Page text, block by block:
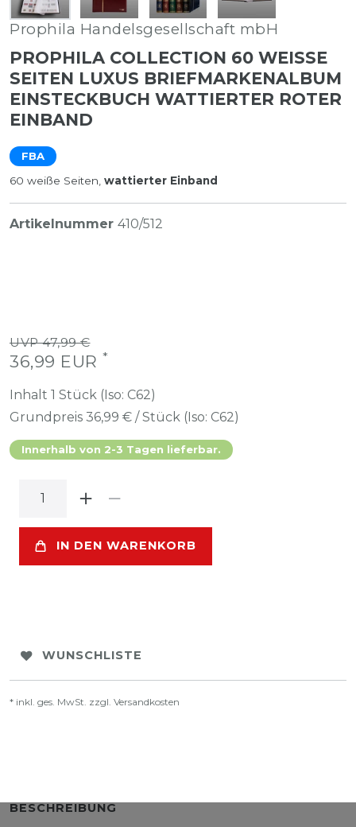
Prophila Handelsgesellschaft mbH
PROPHILA COLLECTION 60 WEISSE S
EITEN LUXUS BRIEFMARKENALBUM E
INSTECKBUCH WATTIERTER ROTER E
INBAND
FBA
60 weiße Seiten, wattierter Einband
Artikelnummer 410/512
UVP 47,99 €
36,99 EUR *
Inhalt 1 Stück (Iso: C62)
Grundpreis 36,99 € / Stück (Iso: C62)
Innerhalb von 2-3 Tagen lieferbar.
IN DEN WARENKORB
WUNSCHLISTE
* inkl. ges. MwSt. zzgl. Versandkosten
BESCHREIBUNG